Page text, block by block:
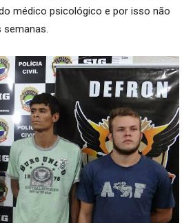
médico psicológico e por isso não
semanas.